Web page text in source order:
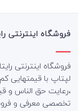
فروشگاه اینترنتی
فروشگاه اینترنتی
لپتاپ با قیمتهایی
،رعایت حق الناس و
تخصصی معرفی و